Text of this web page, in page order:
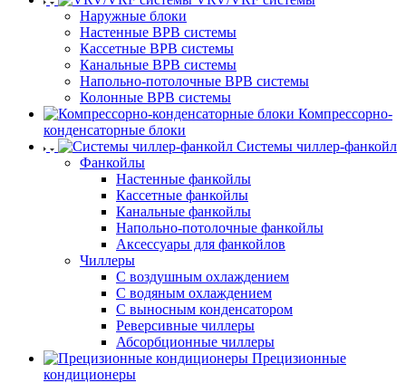
Наружные блоки
Настенные ВРВ системы
Кассетные ВРВ системы
Канальные ВРВ системы
Напольно-потолочные ВРВ системы
Колонные ВРВ системы
Компрессорно-
конденсаторные блоки
Системы чиллер-фанкойл
Фанкойлы
Настенные фанкойлы
Кассетные фанкойлы
Канальные фанкойлы
Напольно-потолочные фанкойлы
Аксессуары для фанкойлов
Чиллеры
С воздушным охлаждением
С водяным охлаждением
С выносным конденсатором
Реверсивные чиллеры
Абсорбционные чиллеры
Прецизионные
кондиционеры